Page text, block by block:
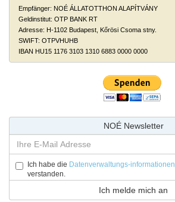
Empfänger: NOÉ ÁLLATOTTHON ALAPÍTVÁNY
Geldinstitut: OTP BANK RT
Adresse: H-1102 Budapest, Kőrösi Csoma stny.
SWIFT: OTPVHUHB
IBAN HU15 1176 3103 1310 6883 0000 0000
NOÉ Newsletter
Ich habe die Datenverwaltungs-informationen
verstanden.